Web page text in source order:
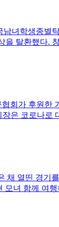
녀학생종별
탈환했다.
회가 후원한
은 코로나로
채 열띤 경기
녀 함께 여